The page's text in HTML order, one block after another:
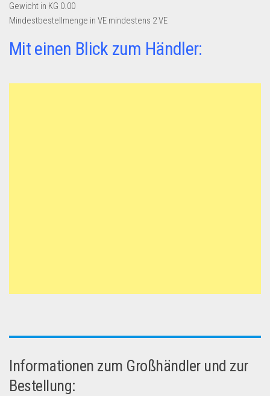
Gewicht in KG 0.00
Mindestbestellmenge in VE mindestens 2 VE
Mit einen Blick zum Händler:
Informationen zum Großhändler und zur
Bestellung: